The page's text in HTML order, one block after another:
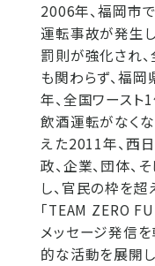
2006年、福岡市
運転事故が発生
罰則が強化され
も関わらず、福
年、全国ワースト
飲酒運転がなく
えた2011年、西
政、企業、団体、
し、官民の枠を
「TEAM ZERO
メッセージ発信
的な活動を展開し